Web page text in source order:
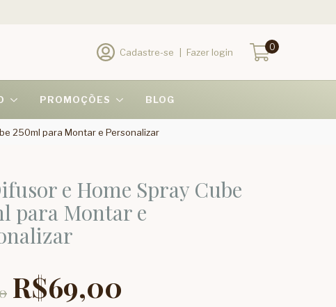
Cadastre-se Fazer login 0
PROMOÇÕES BLOG
250ml para Montar e Personalizar
e Home Spray Cube
para Montar e
R$69,00